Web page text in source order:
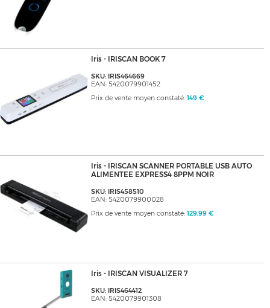
Iris - IRISCAN BOOK 7
SKU: IRIS464669
EAN: 5420079901452
Prix de vente moyen constaté: 149 €
Iris - IRISCAN SCANNER PORTABLE USB AUTO
ALIMENTEE EXPRESS4 8PPM NOIR
SKU: IRIS458510
EAN: 5420079900028
Prix de vente moyen constaté: 129,99 €
Iris - IRISCAN VISUALIZER 7
SKU: IRIS464412
EAN: 5420079901308